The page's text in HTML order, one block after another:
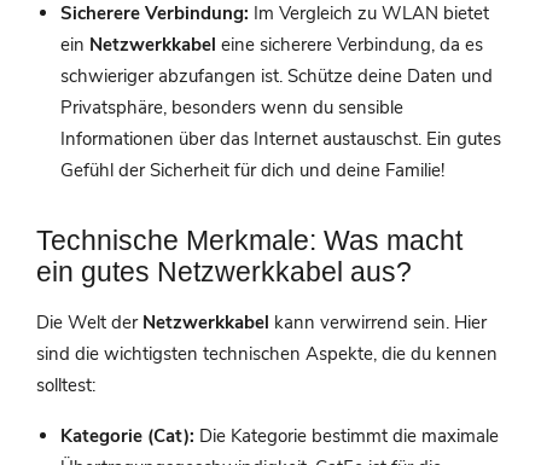
Sicherere Verbindung: Im Vergleich zu WLAN bietet
ein Netzwerkkabel eine sicherere Verbindung, da es
schwieriger abzufangen ist. Schütze deine Daten und
Privatsphäre, besonders wenn du sensible
Informationen über das Internet austauschst. Ein gutes
Gefühl der Sicherheit für dich und deine Familie!
Technische Merkmale: Was macht
ein gutes Netzwerkkabel aus?
Die Welt der Netzwerkkabel kann verwirrend sein. Hier
sind die wichtigsten technischen Aspekte, die du kennen
solltest:
Kategorie (Cat): Die Kategorie bestimmt die maximale